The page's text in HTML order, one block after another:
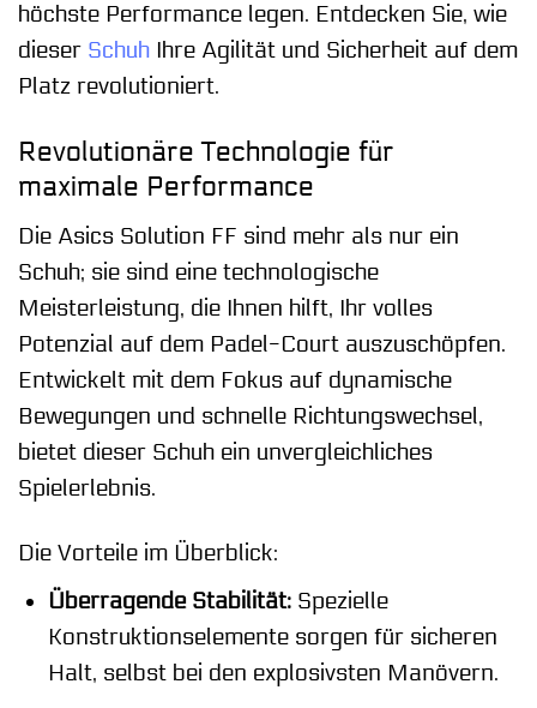
höchste Performance legen. Entdecken Sie, wie
dieser Schuh Ihre Agilität und Sicherheit auf dem
Platz revolutioniert.
Revolutionäre Technologie für
maximale Performance
Die Asics Solution FF sind mehr als nur ein
Schuh; sie sind eine technologische
Meisterleistung, die Ihnen hilft, Ihr volles
Potenzial auf dem Padel-Court auszuschöpfen.
Entwickelt mit dem Fokus auf dynamische
Bewegungen und schnelle Richtungswechsel,
bietet dieser Schuh ein unvergleichliches
Spielerlebnis.
Die Vorteile im Überblick:
Überragende Stabilität:Spezielle
Konstruktionselemente sorgen für sicheren
Halt, selbst bei den explosivsten Manövern.